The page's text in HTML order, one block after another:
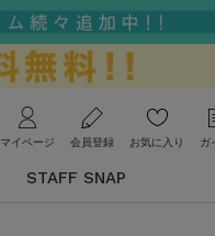
マイページ 会員登録 お気に入り ガ
STAFF SNAP